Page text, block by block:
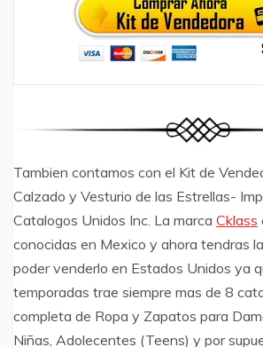
Tambien contamos con el Kit de
Calzado y Vesturio de las Estrellas-
Catalogos Unidos Inc. La marca Cklass
conocidas en Mexico y ahora tendras
poder venderlo en Estados Unidos ya
temporadas trae siempre mas de 8
completa de Ropa y Zapatos para
Niñas, Adolecentes (Teens) y por